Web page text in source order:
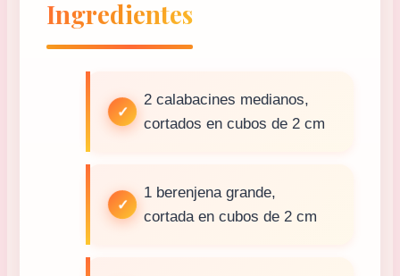
Ingredientes
2 calabacines medianos,
cortados en cubos de 2 cm
1 berenjena grande,
cortada en cubos de 2 cm